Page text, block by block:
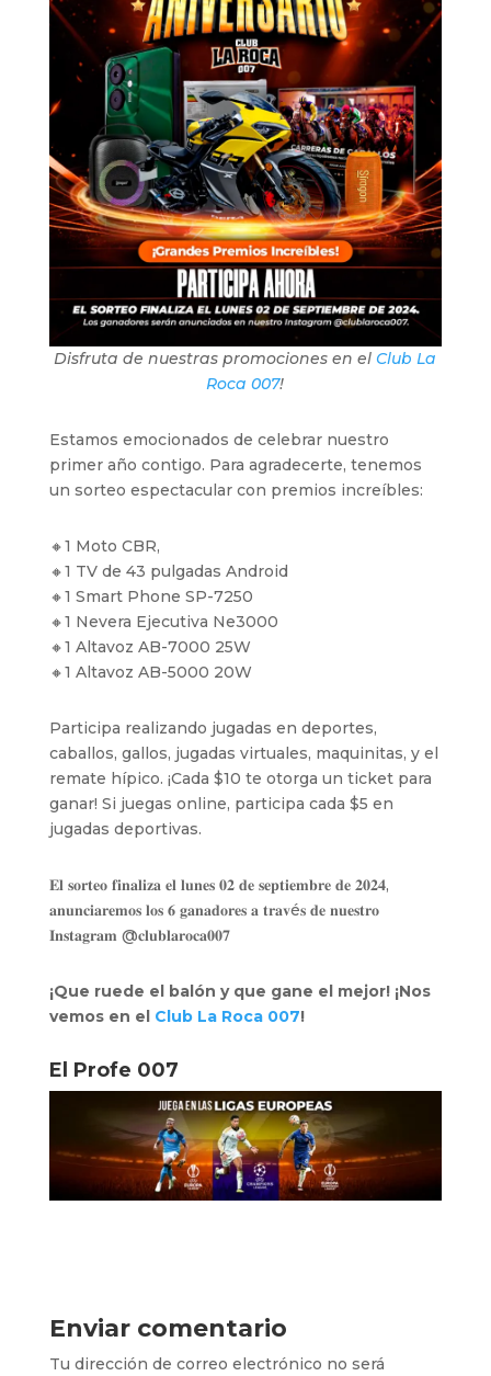
Disfruta de nuestras promociones en elClub La
Roca 007!
Estamos emocionados de celebrar nuestro
primer año contigo. Para agradecerte, tenemos
un sorteo espectacular con premios increíbles:
🔸1 Moto CBR,
🔸1 TV de 43 pulgadas Android
🔸1 Smart Phone SP-7250
🔸1 Nevera Ejecutiva Ne3000
🔸1 Altavoz AB-7000 25W
🔸1 Altavoz AB-5000 20W
Participa realizando jugadas en deportes,
caballos, gallos, jugadas virtuales, maquinitas, y el
remate hípico. ¡Cada $10 te otorga un ticket para
ganar! Si juegas online, participa cada $5 en
jugadas deportivas.
𝐄𝐥 𝐬𝐨𝐫𝐭𝐞𝐨 𝐟𝐢𝐧𝐚𝐥𝐢𝐳𝐚 𝐞𝐥 𝐥𝐮𝐧𝐞𝐬 𝟎𝟐 𝐝𝐞 𝐬𝐞𝐩𝐭𝐢𝐞𝐦𝐛𝐫𝐞 𝐝𝐞 𝟐𝟎𝟐𝟒,
𝐚𝐧𝐮𝐧𝐜𝐢𝐚𝐫𝐞𝐦𝐨𝐬 𝐥𝐨𝐬 𝟔 𝐠𝐚𝐧𝐚𝐝𝐨𝐫𝐞𝐬 𝐚 𝐭𝐫𝐚𝐯é𝐬 𝐝𝐞 𝐧𝐮𝐞𝐬𝐭𝐫𝐨
𝐈𝐧𝐬𝐭𝐚𝐠𝐫𝐚𝐦 @‌𝐜𝐥𝐮𝐛𝐥𝐚𝐫𝐨𝐜𝐚𝟎𝟎𝟕
¡Que ruede el balón y que gane el mejor! ¡Nos
vemos en el Club La Roca 007!
El Profe 007
Enviar comentario
Tu dirección de correo electrónico no será